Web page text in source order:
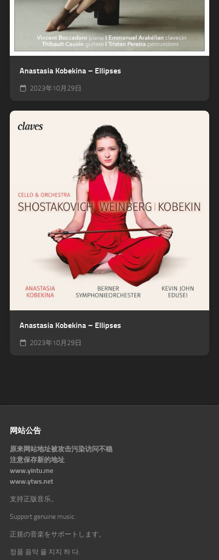
Anastasia Kobekina – Ellipses
2023年10月29日
Anastasia Kobekina – Ellipses
2023年10月29日
网站公告
原来网站地址被攻击污染访问不稳
注意保存新的地址
www.yintu.me
www.ytws.net
支持正版音乐。
Support genuine music.
正規の音楽をサポートします。
정품 음악 을 지지 하 다.